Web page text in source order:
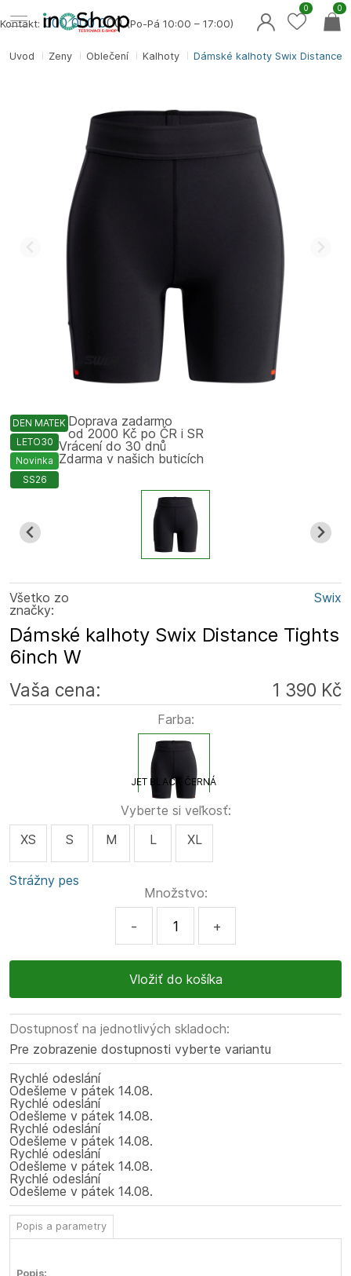
Úvod Ženy Oblečení Kalhoty Dámské kalhoty Swix Distance
DEN MATEK
LETO30
Novinka
SS26
Všetko zo
značky:
Swix
Dámské kalhoty Swix Distance Tights
6inch W
Vaša cena: 1 390 Kč
Farba:
JET BLACK ČERNÁ
Vyberte si veľkosť:
XS
S M L XL
Strážny pes
Množstvo:
- +
Dostupnosť na jednotlivých skladoch:
Pre zobrazenie dostupnosti vyberte variantu
Rychlé odeslání
Odešleme v pátek 14.08.
Rychlé odeslání
Odešleme v pátek 14.08.
Rychlé odeslání
Odešleme v pátek 14.08.
Rychlé odeslání
Odešleme v pátek 14.08.
Rychlé odeslání
Odešleme v pátek 14.08.
Doprava zadarmo
od 2000 Kč po ČR i SR
Vrácení do 30 dnů
Zdarma v našich buticích
Popis a parametry
Popis:
Kontakt: 000 000 000(Po-Pá 10:00 – 17:00)
0
0